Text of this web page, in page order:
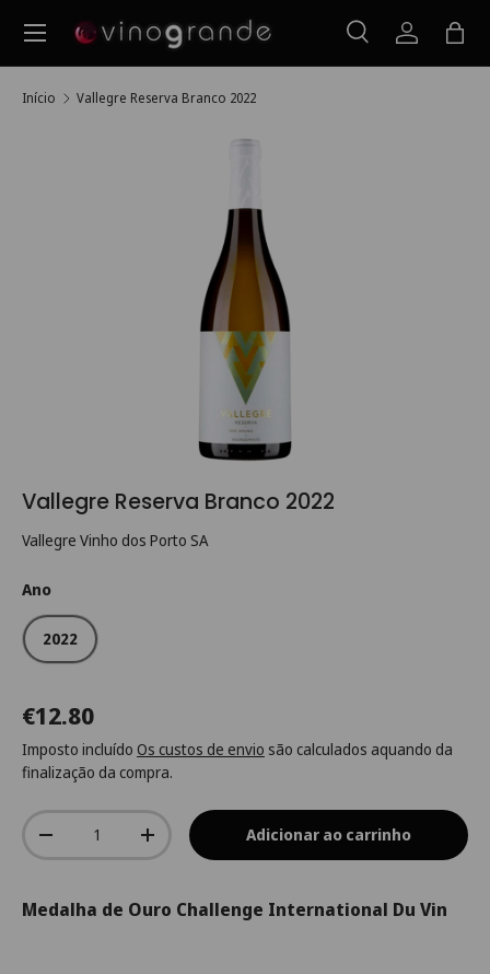
Ir para o conteúdo
Pesquisar
PesquisarIniciarSaco
Menu
Início Vallegre Reserva Branco 2022
Vallegre Reserva Branco 2022
Vallegre Vinho dos Porto SA
Ano
2022
€12.80
Imposto incluído Os custos de envio são calculados aquando da
finalização da compra.
Qtd.
-
+ Adicionar ao carrinho
Medalha de Ouro Challenge International Du Vin